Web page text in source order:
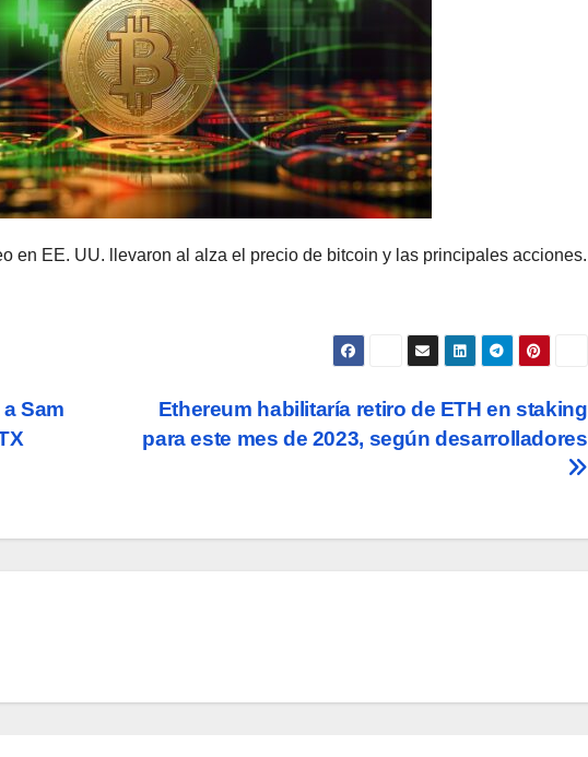
en EE. UU. llevaron al alza el precio de bitcoin y las principales acciones.
Ethereum habilitaría retiro de ETH en staking
para este mes de 2023, según desarrolladores
Sam